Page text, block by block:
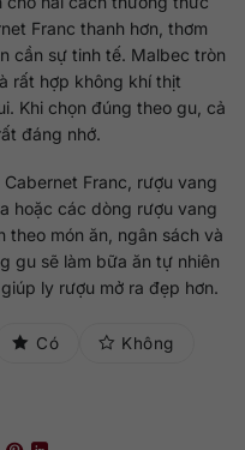
Franc thanh hơn, thơm
cần sự tinh tế. Malbec tròn
rất hợp không khí thịt
Khi chọn đúng theo gu, cả
đáng nhớ.
Franc, rượu vang
hoặc các dòng rượu vang
theo món ăn, ngân sách và
gu sẽ làm bữa ăn tự nhiên
ly rượu mở ra đẹp hơn.
Có Không